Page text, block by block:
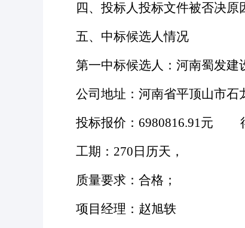
四、投标人投标文件被否决原
五、中标候选人情况
第一中标候选人：河南蜀发建
公司地址：河南省平顶山市
投标报价： 6980816.91元
工期： 270日历天，
质量要求：合格；
项目经理：赵旭轶